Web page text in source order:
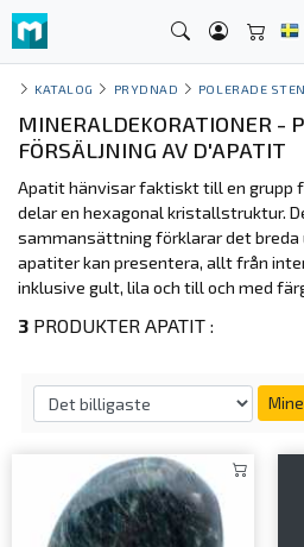
KATALOG PRYDNAD POLERADE
MINERALDEKORATIONER -
FÖRSÄLJNING AV D'APATIT
Apatit hänvisar faktiskt till en grupp
delar en hexagonal kristallstruktur.
sammansättning förklarar det
apatiter kan presentera, allt från
inklusive gult, lila och till och med
3 PRODUKTER APATIT :